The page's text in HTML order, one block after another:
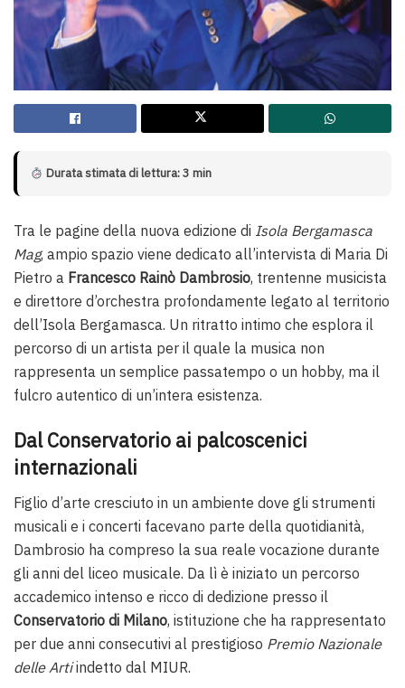
Durata stimata di lettura: 3 min
Tra le pagine della nuova edizione di Isola Bergamasca
Mag, ampio spazio viene dedicato all’intervista di Maria Di
Pietro a Francesco Rainò Dambrosio, trentenne musicista
e direttore d’orchestra profondamente legato al territorio
dell’Isola Bergamasca. Un ritratto intimo che esplora il
percorso di un artista per il quale la musica non
rappresenta un semplice passatempo o un hobby, ma il
fulcro autentico di un’intera esistenza.
Dal Conservatorio ai palcoscenici
internazionali
Figlio d’arte cresciuto in un ambiente dove gli strumenti
musicali e i concerti facevano parte della quotidianità,
Dambrosio ha compreso la sua reale vocazione durante
gli anni del liceo musicale. Da lì è iniziato un percorso
accademico intenso e ricco di dedizione presso il
Conservatorio di Milano, istituzione che ha rappresentato
per due anni consecutivi al prestigioso Premio Nazionale
delle Artiindetto dal MIUR.